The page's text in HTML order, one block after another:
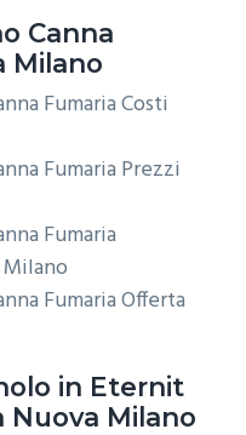
Canna
Milano
Fumaria Costi
Fumaria Prezzi
Fumaria
Fumaria Offerta
in Eternit
Nuova Milano